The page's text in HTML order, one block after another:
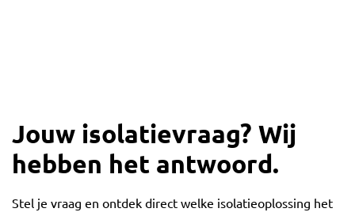
Jouw isolatievraag? Wij
hebben het antwoord.
Stel je vraag en ontdek direct welke isolatieoplossing het